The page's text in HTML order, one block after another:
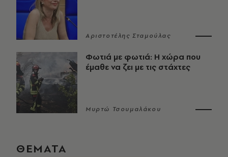
Αριστοτέλης Σταμούλας
Φωτιά με φωτιά: Η χώρα που
έμαθε να ζει με τις στάχτες
Μυρτώ Τσουμαλάκου
ΘΕΜΑΤΑ